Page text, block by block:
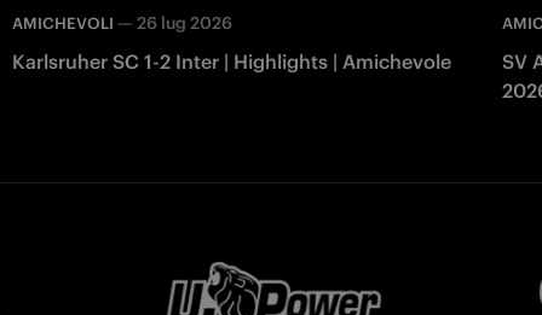
AMICHEVOLI — 26 lug 2026
Karlsruher SC 1-2 Inter | Highlights | Amichevole
SV